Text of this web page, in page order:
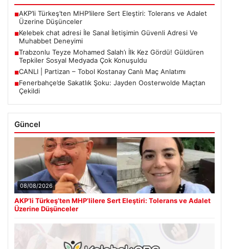
■AKP’li Türkeş’ten MHP’lilere Sert Eleştiri: Tolerans ve Adalet
Üzerine Düşünceler
■Kelebek chat adresi İle Sanal İletişimin Güvenli Adresi Ve
Muhabbet Deneyimi
■Trabzonlu Teyze Mohamed Salah’ı İlk Kez Gördü! Güldüren
Tepkiler Sosyal Medyada Çok Konuşuldu
■CANLI | Partizan – Tobol Kostanay Canlı Maç Anlatımı
■Fenerbahçe’de Sakatlık Şoku: Jayden Oosterwolde Maçtan
Çekildi
Güncel
08/08/2026
AKP’li Türkeş’ten MHP’lilere Sert Eleştiri: Tolerans ve Adalet
Üzerine Düşünceler